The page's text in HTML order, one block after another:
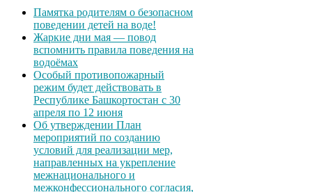
Памятка родителям о безопасном
поведении детей на воде!
Жаркие дни мая — повод
вспомнить правила поведения на
водоёмах
Особый противопожарный
режим будет действовать в
Республике Башкортостан с 30
апреля по 12 июня
Об утверждении План
мероприятий по созданию
условий для реализации мер,
направленных на укрепление
межнационального и
межконфессионального согласия,